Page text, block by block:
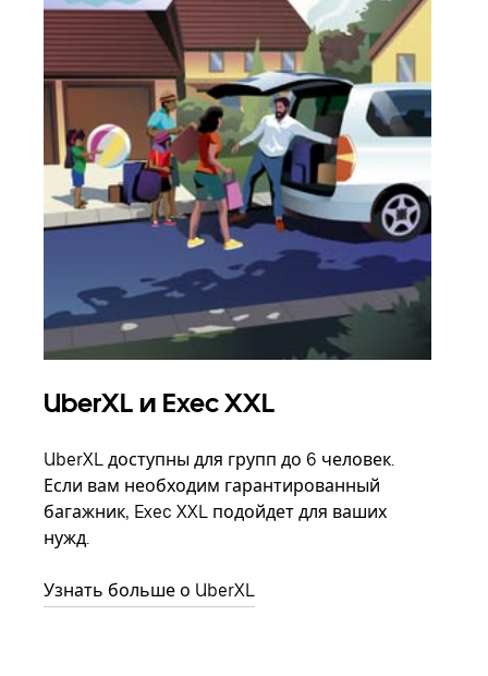
UberXL и Exec XXL
UberXL доступны для групп до 6 человек.
Если вам необходим гарантированный
багажник, Exec XXL подойдет для ваших
нужд.
Узнать больше о UberXL